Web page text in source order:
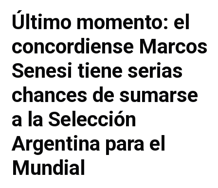
Último momento: el
concordiense Marcos
Senesi tiene serias
chances de sumarse
a la Selección
Argentina para el
Mundial